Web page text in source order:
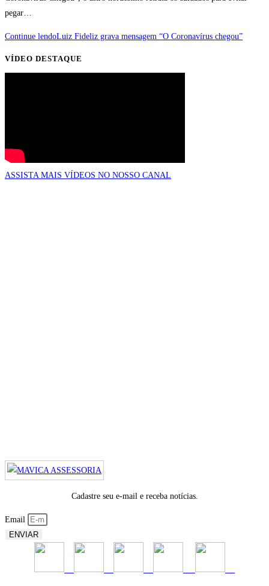
pegar…
Continue lendoLuiz Fideliz grava mensagem “O Coronavírus chegou”
VÍDEO DESTAQUE
ASSISTA MAIS VÍDEOS NO NOSSO CANAL
Cadastre seu e-mail e receba notícias.
Email
ENVIAR